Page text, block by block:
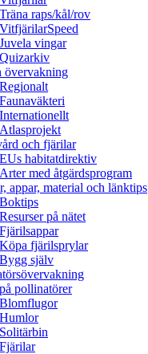
Träna raps/kål/rov
VitfjärilarSpeed
Juvela vingar
Quizarkiv
övervakning
Regionalt
Faunaväkteri
Internationellt
Atlasprojekt
och fjärilar
EUs habitatdirektiv
Arter med åtgärdsprogram
appar, material och länktips
Boktips
Resurser på nätet
Fjärilsappar
Köpa fjärilsprylar
Bygg själv
pollinatörer
Blomflugor
Humlor
Solitärbin
Fjärilar